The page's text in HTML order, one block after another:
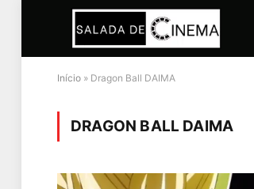
Início » Dragon Ball DAIMA
DRAGON BALL DAIMA